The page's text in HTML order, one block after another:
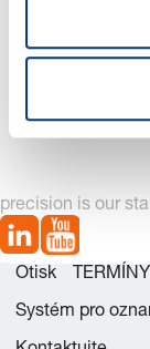
Pružný
přítlačným
drážkou,
precision is our
Otisk TERMÍNY
Systém pro